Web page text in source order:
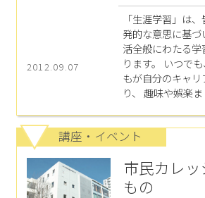
2012.09.07
「生涯学習」は
発的な意思に基
活全般にわたる
ります。 いつで
もが自分のキャ
り、 趣味や娯楽ま
講座・イベント
市民カレ
もの